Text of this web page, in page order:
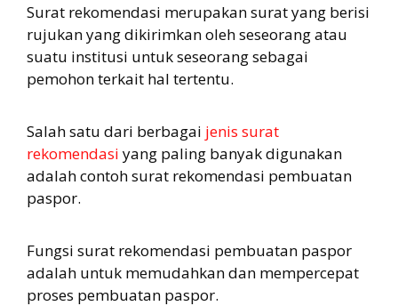
Surat rekomendasi merupakan surat yang berisi
rujukan yang dikirimkan oleh seseorang atau
suatu institusi untuk seseorang sebagai
pemohon terkait hal tertentu.
Salah satu dari berbagai jenis surat
rekomendasi yang paling banyak digunakan
adalah contoh surat rekomendasi pembuatan
paspor.
Fungsi surat rekomendasi pembuatan paspor
adalah untuk memudahkan dan mempercepat
proses pembuatan paspor.